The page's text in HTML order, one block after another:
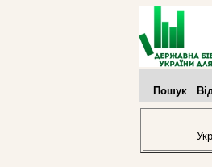
Пошук